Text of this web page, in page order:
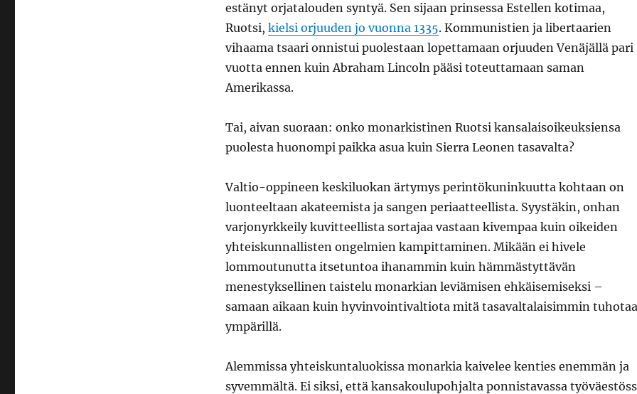
estänyt orjatalouden syntyä. Sen sijaan prinsessa Estellen kotimaa,
Ruotsi, kielsi orjuuden jo vuonna 1335. Kommunistien ja libertaarien
vihaama tsaari onnistui puolestaan lopettamaan orjuuden Venäjällä pari
vuotta ennen kuin Abraham Lincoln pääsi toteuttamaan saman
Amerikassa.
Tai, aivan suoraan: onko monarkistinen Ruotsi kansalaisoikeuksiensa
puolesta huonompi paikka asua kuin Sierra Leonen tasavalta?
Valtio-oppineen keskiluokan ärtymys perintökuninkuutta kohtaan on
luonteeltaan akateemista ja sangen periaatteellista. Syystäkin, onhan
varjonyrkkeily kuvitteellista sortajaa vastaan kivempaa kuin oikeiden
yhteiskunnallisten ongelmien kampittaminen. Mikään ei hivele
lommoutunutta itsetuntoa ihanammin kuin hämmästyttävän
menestyksellinen taistelu monarkian leviämisen ehkäisemiseksi –
samaan aikaan kuin hyvinvointivaltiota mitä tasavaltalaisimmin
ympärillä.
Alemmissa yhteiskuntaluokissa monarkia kaivelee kenties enemmän ja
syvemmältä. Ei siksi, että kansakoulupohjalta ponnistavassa